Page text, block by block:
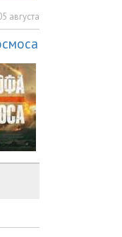
августа